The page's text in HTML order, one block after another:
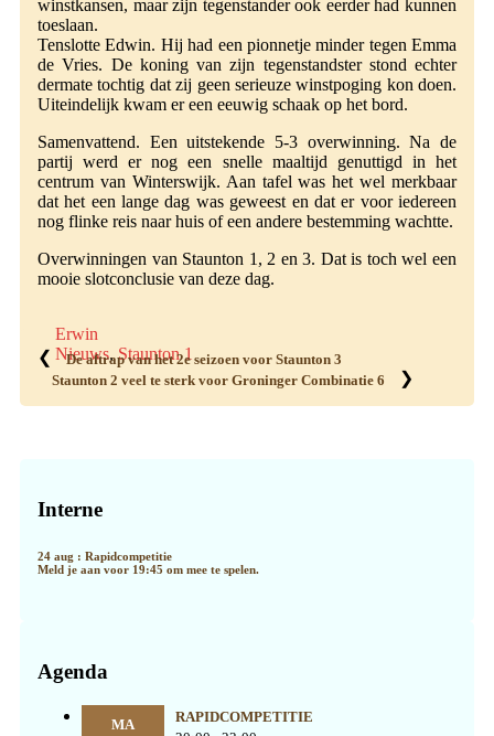
winstkansen, maar zijn tegenstander ook eerder had kunnen
toeslaan.
Tenslotte Edwin. Hij had een pionnetje minder tegen Emma
de Vries. De koning van zijn tegenstandster stond echter
dermate tochtig dat zij geen serieuze winstpoging kon doen.
Uiteindelijk kwam er een eeuwig schaak op het bord.
Samenvattend. Een uitstekende 5-3 overwinning. Na de
partij werd er nog een snelle maaltijd genuttigd in het
centrum van Winterswijk. Aan tafel was het wel merkbaar
dat het een lange dag was geweest en dat er voor iedereen
nog flinke reis naar huis of een andere bestemming wachtte.
Overwinningen van Staunton 1, 2 en 3. Dat is toch wel een
mooie slotconclusie van deze dag.
Erwin
Nieuws,Staunton 1
❮
De aftrap van het 2e seizoen voor Staunton 3
Staunton 2 veel te sterk voor Groninger Combinatie 6
❯
Sidebar
Interne
24 aug : Rapidcompetitie
Meld je aan voor 19:45 om mee te spelen.
Agenda
MA
RAPIDCOMPETITIE